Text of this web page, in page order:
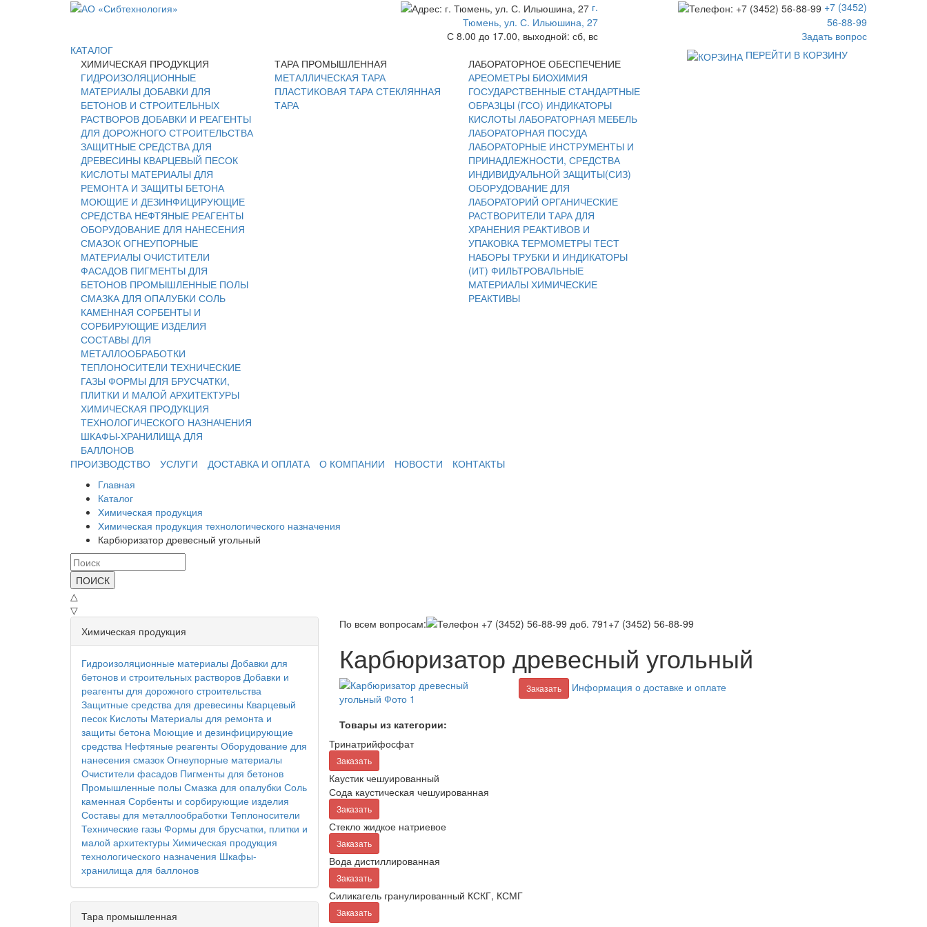
г.
Тюмень, ул. С. Ильюшина, 27
С 8.00 до 17.00, выходной: сб, вс
+7 (3452)
56-88-99
Задать вопрос
КАТАЛОГ
ХИМИЧЕСКАЯ ПРОДУКЦИЯ
ГИДРОИЗОЛЯЦИОННЫЕ
МАТЕРИАЛЫ ДОБАВКИ ДЛЯ
БЕТОНОВ И СТРОИТЕЛЬНЫХ
РАСТВОРОВ ДОБАВКИ И РЕАГЕНТЫ
ДЛЯ ДОРОЖНОГО СТРОИТЕЛЬСТВА
ЗАЩИТНЫЕ СРЕДСТВА ДЛЯ
ДРЕВЕСИНЫ КВАРЦЕВЫЙ ПЕСОК
КИСЛОТЫ МАТЕРИАЛЫ ДЛЯ
РЕМОНТА И ЗАЩИТЫ БЕТОНА
МОЮЩИЕ И ДЕЗИНФИЦИРУЮЩИЕ
СРЕДСТВА НЕФТЯНЫЕ РЕАГЕНТЫ
ОБОРУДОВАНИЕ ДЛЯ НАНЕСЕНИЯ
СМАЗОК ОГНЕУПОРНЫЕ
МАТЕРИАЛЫ ОЧИСТИТЕЛИ
ФАСАДОВ ПИГМЕНТЫ ДЛЯ
БЕТОНОВ ПРОМЫШЛЕННЫЕ ПОЛЫ
СМАЗКА ДЛЯ ОПАЛУБКИ СОЛЬ
КАМЕННАЯ СОРБЕНТЫ И
СОРБИРУЮЩИЕ ИЗДЕЛИЯ
СОСТАВЫ ДЛЯ
МЕТАЛЛООБРАБОТКИ
ТЕПЛОНОСИТЕЛИ ТЕХНИЧЕСКИЕ
ГАЗЫ ФОРМЫ ДЛЯ БРУСЧАТКИ,
ПЛИТКИ И МАЛОЙ АРХИТЕКТУРЫ
ХИМИЧЕСКАЯ ПРОДУКЦИЯ
ТЕХНОЛОГИЧЕСКОГО НАЗНАЧЕНИЯ
ШКАФЫ-ХРАНИЛИЩА ДЛЯ
БАЛЛОНОВ
ТАРА ПРОМЫШЛЕННАЯ
МЕТАЛЛИЧЕСКАЯ ТАРА
ПЛАСТИКОВАЯ ТАРА СТЕКЛЯННАЯ
ТАРА
ЛАБОРАТОРНОЕ ОБЕСПЕЧЕНИЕ
АРЕОМЕТРЫ БИОХИМИЯ
ГОСУДАРСТВЕННЫЕ СТАНДАРТНЫЕ
ОБРАЗЦЫ (ГСО) ИНДИКАТОРЫ
КИСЛОТЫ ЛАБОРАТОРНАЯ МЕБЕЛЬ
ЛАБОРАТОРНАЯ ПОСУДА
ЛАБОРАТОРНЫЕ ИНСТРУМЕНТЫ И
ПРИНАДЛЕЖНОСТИ, СРЕДСТВА
ИНДИВИДУАЛЬНОЙ ЗАЩИТЫ(СИЗ)
ОБОРУДОВАНИЕ ДЛЯ
ЛАБОРАТОРИЙ ОРГАНИЧЕСКИЕ
РАСТВОРИТЕЛИ ТАРА ДЛЯ
ХРАНЕНИЯ РЕАКТИВОВ И
УПАКОВКА ТЕРМОМЕТРЫ ТЕСТ
НАБОРЫ ТРУБКИ И ИНДИКАТОРЫ
(ИТ) ФИЛЬТРОВАЛЬНЫЕ
МАТЕРИАЛЫ ХИМИЧЕСКИЕ
РЕАКТИВЫ
ПРОИЗВОДСТВО УСЛУГИ ДОСТАВКА И ОПЛАТА О КОМПАНИИ НОВОСТИ КОНТАКТЫ
ПЕРЕЙТИ В КОРЗИНУ
Главная
Каталог
Химическая продукция
Химическая продукция технологического назначения
Карбюризатор древесный угольный
ПОИСК
△
▽
Химическая продукция
Гидроизоляционные материалы Добавки для
бетонов и строительных растворов Добавки и
реагенты для дорожного строительства
Защитные средства для древесины Кварцевый
песок Кислоты Материалы для ремонта и
защиты бетона Моющие и дезинфицирующие
средства Нефтяные реагенты Оборудование для
нанесения смазок Огнеупорные материалы
Очистители фасадов Пигменты для бетонов
Промышленные полы Смазка для опалубки Соль
каменная Сорбенты и сорбирующие изделия
Составы для металлообработки Теплоносители
Технические газы Формы для брусчатки, плитки и
малой архитектуры Химическая продукция
технологического назначения Шкафы-
хранилища для баллонов
Тара промышленная
По всем вопросам: +7 (3452) 56-88-99
Карбюризатор древесный угольный
Заказать Информация о доставке и оплате
Товары из категории:
Тринатрийфосфат
Заказать
Каустик чешуированный
Сода каустическая чешуированная
Заказать
Стекло жидкое натриевое
Заказать
Вода дистиллированная
Заказать
Силикагель гранулированный КСКГ, КСМГ
Заказать